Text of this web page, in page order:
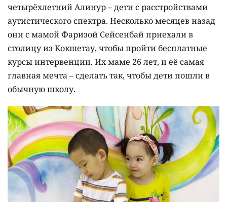
четырёхлетний Алинур – дети с расстройствами
аутистического спектра. Несколько месяцев назад
они с мамой Фаризой Сейсенбай приехали в
столицу из Кокшетау, чтобы пройти бесплатные
курсы интервенции. Их маме 26 лет, и её самая
главная мечта – сделать так, чтобы дети пошли в
обычную школу.